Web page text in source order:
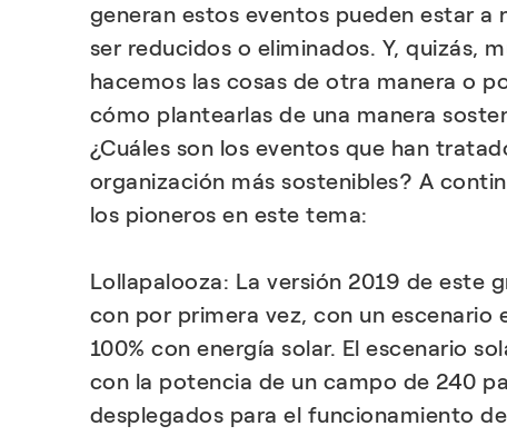
generan estos eventos pueden estar a
ser reducidos o eliminados. Y, quizás,
hacemos las cosas de otra manera o
cómo plantearlas de una manera
¿Cuáles son los eventos que han
organización más sostenibles? A
los pioneros en este tema:
Lollapalooza: La versión 2019 de este
con por primera vez, con un escenario
100% con energía solar. El escenario
con la potencia de un campo de 240
desplegados para el funcionamiento